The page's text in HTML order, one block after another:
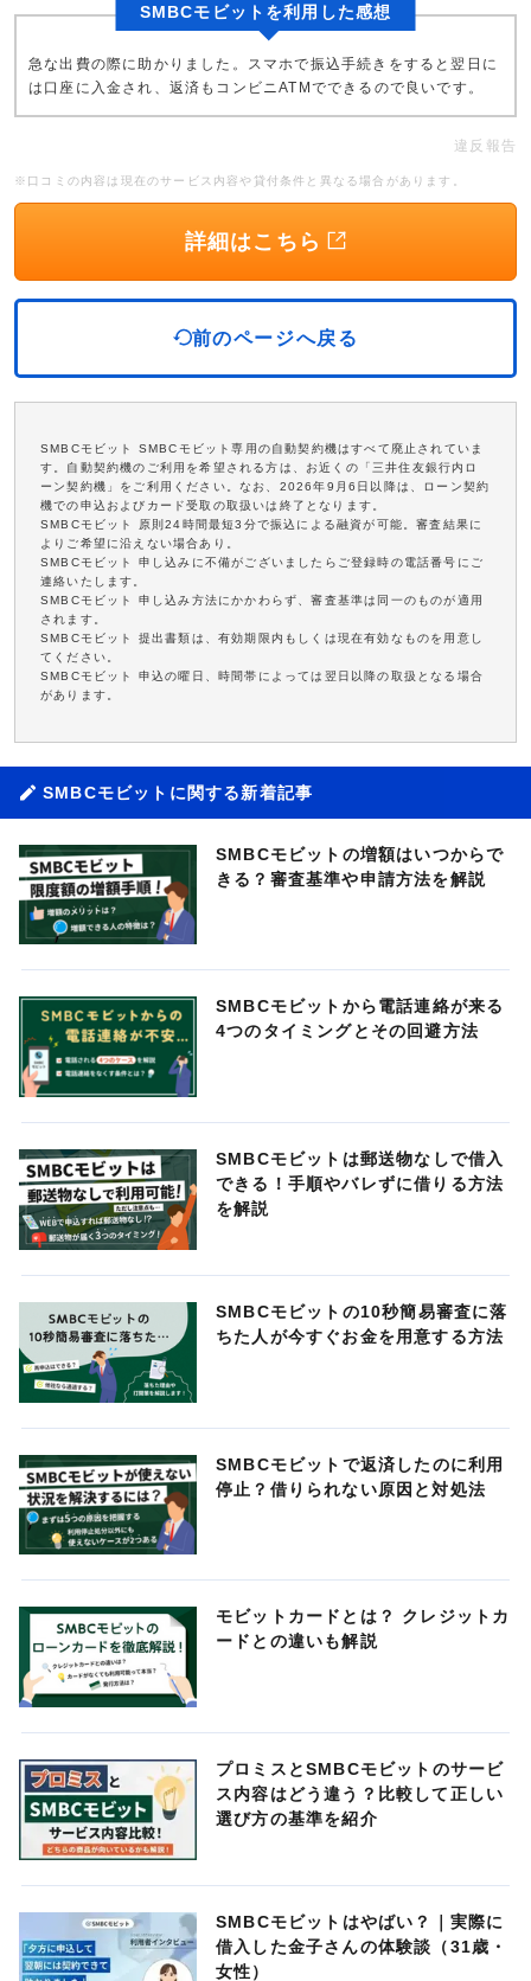
SMBCモビットを利用した感想
急な出費の際に助かりました。スマホで振込手続きをすると翌日に
は口座に入金され、返済もコンビニATMでできるので良いです。
違反報告
※口コミの内容は現在のサービス内容や貸付条件と異なる場合があります。
詳細はこちら
前のページへ戻る
SMBCモビット SMBCモビット専用の自動契約機はすべて廃止されていま
す。自動契約機のご利用を希望される方は、お近くの「三井住友銀行内ロ
ーン契約機」をご利用ください。なお、2026年9月6日以降は、ローン契約
機での申込およびカード受取の取扱いは終了となります。
SMBCモビット 原則24時間最短3分で振込による融資が可能。審査結果に
よりご希望に沿えない場合あり。
SMBCモビット 申し込みに不備がございましたらご登録時の電話番号にご
連絡いたします。
SMBCモビット 申し込み方法にかかわらず、審査基準は同一のものが適用
されます。
SMBCモビット 提出書類は、有効期限内もしくは現在有効なものを用意し
てください。
SMBCモビット 申込の曜日、時間帯によっては翌日以降の取扱となる場合
があります。
SMBCモビットに関する新着記事
SMBCモビットの増額はいつからで
きる？審査基準や申請方法を解説
SMBCモビットから電話連絡が来る
4つのタイミングとその回避方法
SMBCモビットは郵送物なしで借入
できる！手順やバレずに借りる方法
を解説
SMBCモビットの10秒簡易審査に落
ちた人が今すぐお金を用意する方法
SMBCモビットで返済したのに利用
停止？借りられない原因と対処法
モビットカードとは？ クレジットカ
ードとの違いも解説
プロミスとSMBCモビットのサービ
ス内容はどう違う？比較して正しい
選び方の基準を紹介
SMBCモビットはやばい？｜実際に
借入した金子さんの体験談（31歳・
女性）